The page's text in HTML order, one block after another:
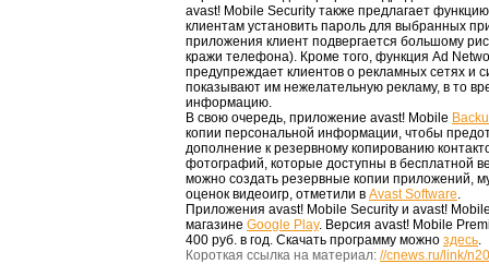
avast! Mobile Security также предлагает
клиентам установить пароль для выбранных
приложения клиент подвергается большому
кражи телефона). Кроме того, функция Ad
предупреждает клиентов о рекламных сетях и
показывают им нежелательную рекламу, в то
информацию.
В свою очередь, приложение avast! Mobile
копии персональной информации, чтобы
дополнение к резервному копированию
фотографий, которые доступны в бесплатной
можно создать резервные копии приложений,
оценoк видеоигр, отметили в Avast Software.
Приложения avast! Mobile Security и avast!
магазине Google Play. Версия avast! Mobile
400 руб. в год. Скачать программу можно здесь.
Короткая ссылка на материал: //cnews.ru/link/